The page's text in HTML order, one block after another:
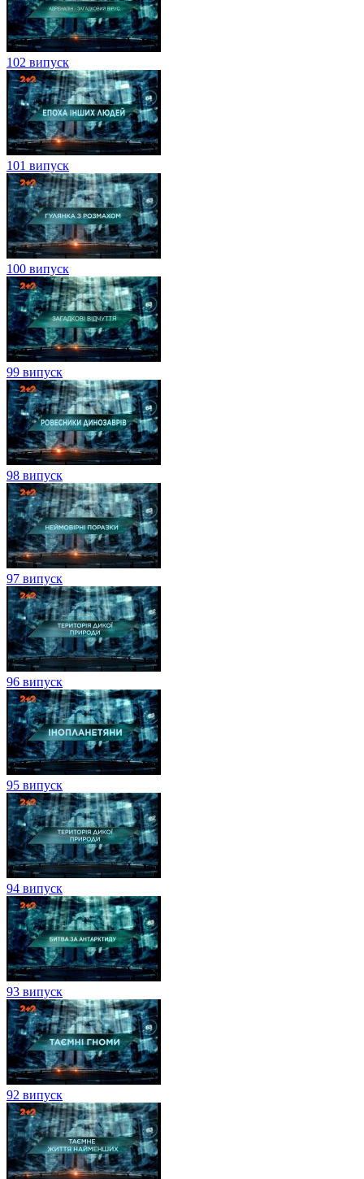
102 випуск
101 випуск
100 випуск
99 випуск
98 випуск
97 випуск
96 випуск
95 випуск
94 випуск
93 випуск
92 випуск